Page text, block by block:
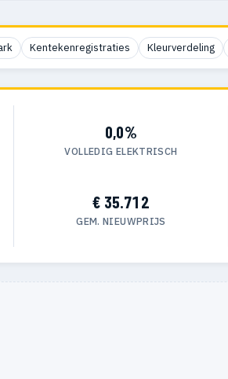
Kentekenregistraties Kleurverdeling
0,0%
VOLLEDIG ELEKTRISCH
€ 35.712
GEM. NIEUWPRIJS